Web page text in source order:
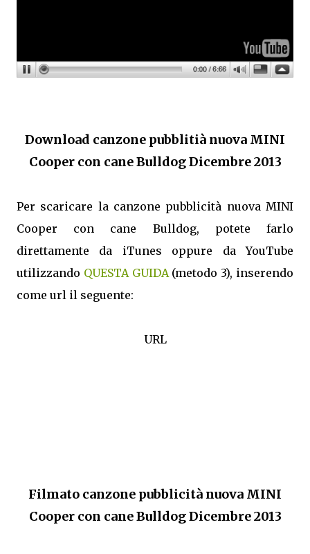
Download canzone pubblitià nuova MINI
Cooper con cane Bulldog Dicembre 2013
Per scaricare la canzone pubblicità nuova MINI
Cooper con cane Bulldog, potete farlo
direttamente da iTunes oppure da YouTube
utilizzando QUESTA GUIDA (metodo 3), inserendo
come url il seguente:
URL
Filmato canzone pubblicità nuova MINI
Cooper con cane Bulldog Dicembre 2013